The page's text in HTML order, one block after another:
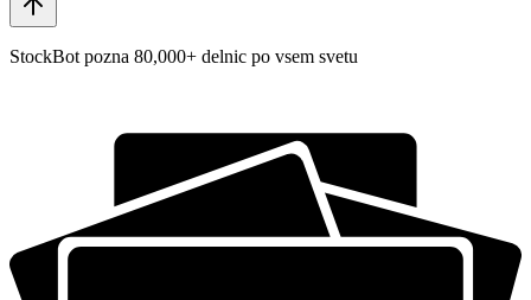
StockBot pozna 80,000+ delnic po vsem svetu